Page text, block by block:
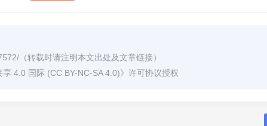
（转载时请注明本文出处及文章链接）
4.0 国际 (CC BY-NC-SA 4.0)》许可协议授权